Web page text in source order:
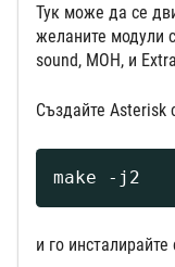
Тук може да се
желаните модули
sound, MOH, и
Създайте Asterisk
make -j2
и го